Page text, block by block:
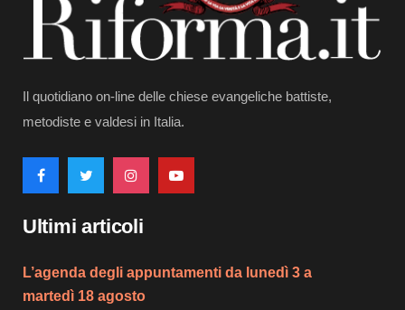
Il quotidiano on-line delle chiese evangeliche battiste,
metodiste e valdesi in Italia.
Ultimi articoli
L’agenda degli appuntamenti da lunedì 3 a
martedì 18 agosto